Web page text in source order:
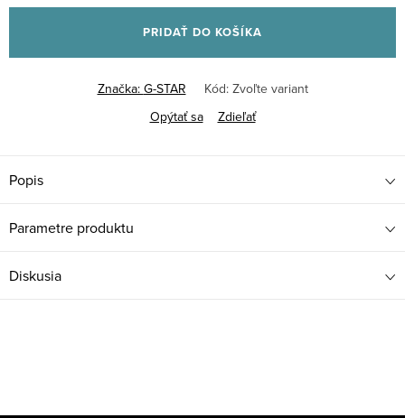
cena:
PRIDAŤ DO KOŠÍKA
Značka: G-STAR Kód: Zvoľte variant
Opýtať sa
Zdieľať
Popis
Parametre produktu
Diskusia